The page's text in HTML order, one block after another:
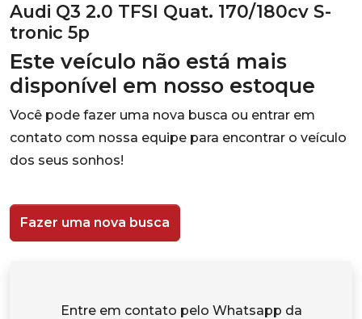
Audi Q3 2.0 TFSI Quat. 170/180cv S-
tronic 5p
Este veículo não está mais
disponível em nosso estoque
Você pode fazer uma nova busca ou entrar em
contato com nossa equipe para encontrar o veículo
dos seus sonhos!
Fazer uma nova busca
Entre em contato pelo Whatsapp da